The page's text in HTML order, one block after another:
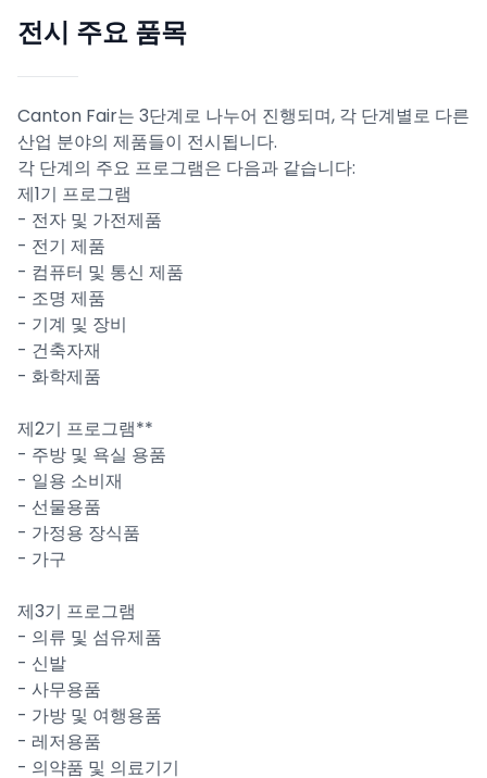
전시 주요 품목
Canton Fair는 3단계로 나누어 진행되며, 각 단계별로 다른
산업 분야의 제품들이 전시됩니다.
각 단계의 주요 프로그램은 다음과 같습니다:
제1기 프로그램
- 전자 및 가전제품
- 전기 제품
- 컴퓨터 및 통신 제품
- 조명 제품
- 기계 및 장비
- 건축자재
- 화학제품
제2기 프로그램**
- 주방 및 욕실 용품
- 일용 소비재
- 선물용품
- 가정용 장식품
- 가구
제3기 프로그램
- 의류 및 섬유제품
- 신발
- 사무용품
- 가방 및 여행용품
- 레저용품
- 의약품 및 의료기기